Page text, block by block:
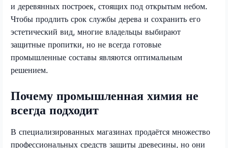
и деревянных построек, стоящих под открытым небом.
Чтобы продлить срок службы дерева и сохранить его
эстетический вид, многие владельцы выбирают
защитные пропитки, но не всегда готовые
промышленные составы являются оптимальным
решением.
Почему промышленная химия не
всегда подходит
В специализированных магазинах продаётся множество
профессиональных средств защиты древесины, но они